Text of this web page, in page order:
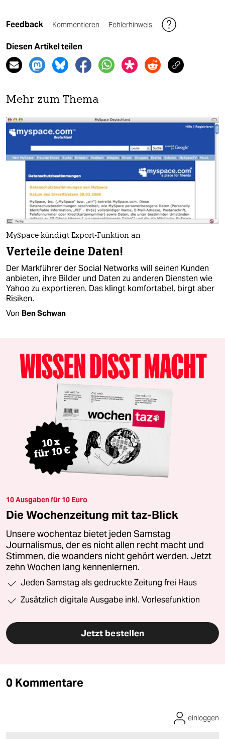
Feedback Kommentieren Fehlerhinweis
Diesen Artikel teilen
Mehr zum Thema
MySpace kündigt Export-Funktion an
Verteile deine Daten!
Der Markführer der Social Networks will seinen Kunden
anbieten, ihre Bilder und Daten zu anderen Diensten wie
Yahoo zu exportieren. Das klingt komfortabel, birgt aber
Risiken.
Von Ben Schwan
10 Ausgaben für 10 Euro
Die Wochenzeitung mit taz-Blick
Unsere wochentaz bietet jeden Samstag
Journalismus, der es nicht allen recht macht und
Stimmen, die woanders nicht gehört werden. Jetzt
zehn Wochen lang kennenlernen.
Jeden Samstag als gedruckte Zeitung frei Haus
Zusätzlich digitale Ausgabe inkl. Vorlesefunktion
Jetzt bestellen
0 Kommentare
einloggen